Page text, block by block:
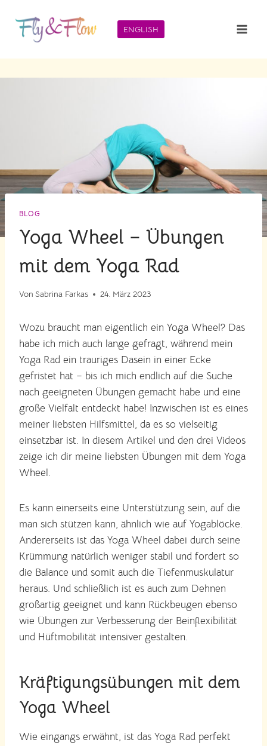
Inhalt
springen
ENGLISH
BLOG
Yoga Wheel – Übungen
mit dem Yoga Rad
Von Sabrina Farkas 24. März 2023
Wozu braucht man eigentlich ein Yoga Wheel? Das
habe ich mich auch lange gefragt, während mein
Yoga Rad ein trauriges Dasein in einer Ecke
gefristet hat – bis ich mich endlich auf die Suche
nach geeigneten Übungen gemacht habe und eine
große Vielfalt entdeckt habe! Inzwischen ist es eines
meiner liebsten Hilfsmittel, da es so vielseitig
einsetzbar ist. In diesem Artikel und den drei Videos
zeige ich dir meine liebsten Übungen mit dem Yoga
Wheel.
Es kann einerseits eine Unterstützung sein, auf die
man sich stützen kann, ähnlich wie auf Yogablöcke.
Andererseits ist das Yoga Wheel dabei durch seine
Krümmung natürlich weniger stabil und fordert so
die Balance und somit auch die Tiefenmuskulatur
heraus. Und schließlich ist es auch zum Dehnen
großartig geeignet und kann Rückbeugen ebenso
wie Übungen zur Verbesserung der Beinflexibilität
und Hüftmobilität intensiver gestalten.
Kräftigungsübungen mit dem
Yoga Wheel
Wie eingangs erwähnt, ist das Yoga Rad perfekt